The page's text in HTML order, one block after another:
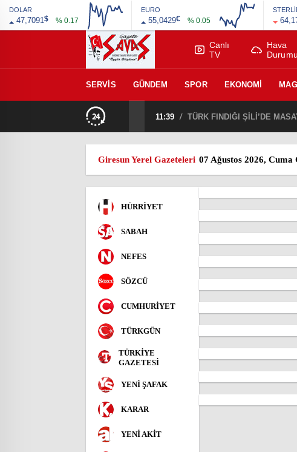
DOLAR
47,7091$ % 0.17
EURO
55,0429€ % 0.05
Canlı
TV
Hava
Durumu
SERVIS GÜNDEM SPOR EKONOMI
11:39 / TÜRK FINDIĞI ŞİLİ’DE
Giresun Yerel Gazeteleri 07 Ağustos 2026, Cuma
HÜRRİYET
SABAH
NEFES
SÖZCÜ
CUMHURİYET
TÜRKGÜN
TÜRKİYE
GAZETESİ
YENİ ŞAFAK
KARAR
YENİ AKİT